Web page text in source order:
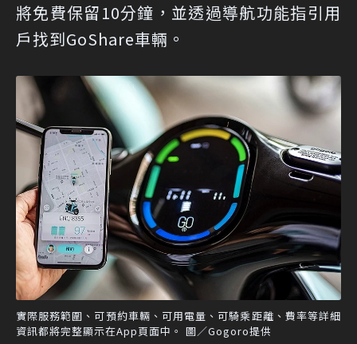
將免費保留10分鐘，並透過導航功能指引用
戶找到GoShare車輛。
實際服務範圍、可預約車輛、可用電量、可騎乘距離、費率等詳細
資訊都將完整顯示在App頁面中。 圖／Gogoro提供